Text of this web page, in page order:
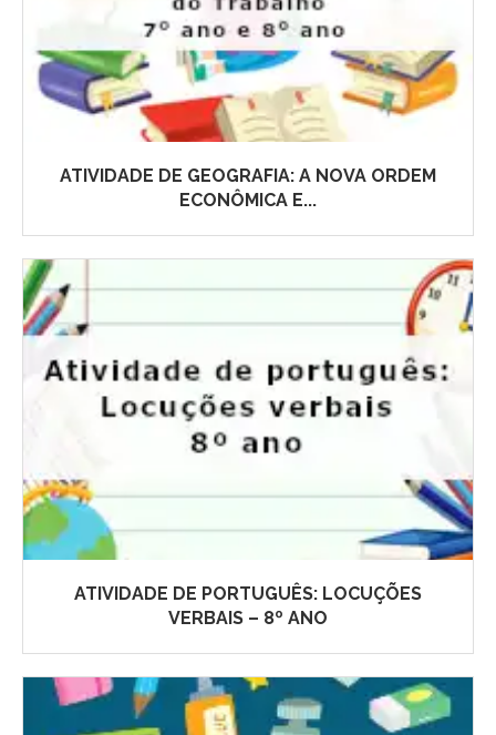
ATIVIDADE DE GEOGRAFIA: A NOVA ORDEM
ECONÔMICA E...
ATIVIDADE DE PORTUGUÊS: LOCUÇÕES
VERBAIS – 8º ANO